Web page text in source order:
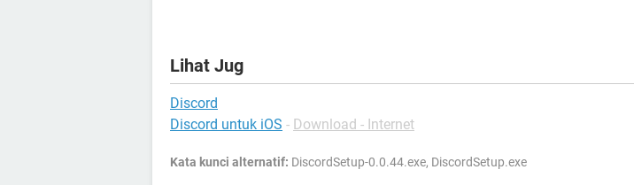
Lihat Jug
Discord
Discord untuk iOS - Download - Internet
Kata kunci alternatif: DiscordSetup-0.0.44.exe, DiscordSetup.exe